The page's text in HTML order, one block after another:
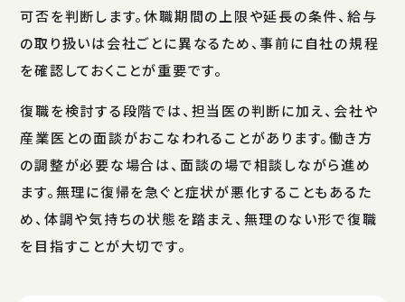
可否を判断します。休職期間の上限や延長の条件、給与
の取り扱いは会社ごとに異なるため、事前に自社の規程
を確認しておくことが重要です。
復職を検討する段階では、担当医の判断に加え、会社や
産業医との面談がおこなわれることがあります。働き方
の調整が必要な場合は、面談の場で相談しながら進め
ます。無理に復帰を急ぐと症状が悪化することもあるた
め、体調や気持ちの状態を踏まえ、無理のない形で復職
を目指すことが大切です。